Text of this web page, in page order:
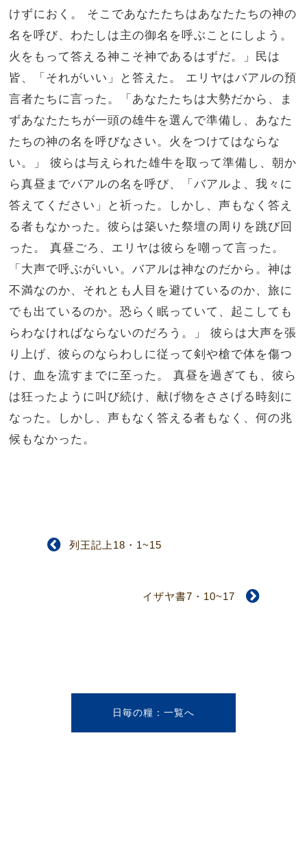
けずにおく。 そこであなたたちはあなたたちの神の
名を呼び、わたしは主の御名を呼ぶことにしよう。
火をもって答える神こそ神であるはずだ。」民は
皆、「それがいい」と答えた。 エリヤはバアルの預
言者たちに言った。「あなたたちは大勢だから、ま
ずあなたたちが一頭の雄牛を選んで準備し、あなた
たちの神の名を呼びなさい。火をつけてはならな
い。」 彼らは与えられた雄牛を取って準備し、朝か
ら真昼までバアルの名を呼び、「バアルよ、我々に
答えてください」と祈った。しかし、声もなく答え
る者もなかった。彼らは築いた祭壇の周りを跳び回
った。 真昼ごろ、エリヤは彼らを嘲って言った。
「大声で呼ぶがいい。バアルは神なのだから。神は
不満なのか、それとも人目を避けているのか、旅に
でも出ているのか。恐らく眠っていて、起こしても
らわなければならないのだろう。」 彼らは大声を張
り上げ、彼らのならわしに従って剣や槍で体を傷つ
け、血を流すまでに至った。 真昼を過ぎても、彼ら
は狂ったように叫び続け、献げ物をささげる時刻に
なった。しかし、声もなく答える者もなく、何の兆
候もなかった。
列王記上18・1~15
イザヤ書7・10~17
日毎の糧